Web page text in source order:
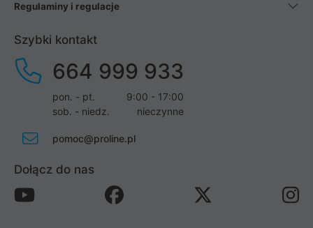
Regulaminy i regulacje
Szybki kontakt
664 999 933
pon. - pt.
9:00 - 17:00
sob. - niedz.
nieczynne
pomoc@proline.pl
Dołącz do nas